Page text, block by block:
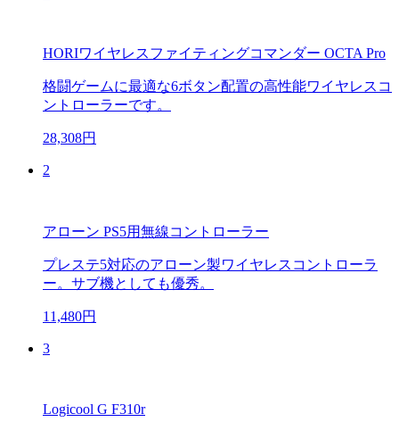
HORIワイヤレスファイティングコマンダー OCTA Pro
格闘ゲームに最適な6ボタン配置の高性能ワイヤレスコ
ントローラーです。
28,308円
2
アローン PS5用無線コントローラー
プレステ5対応のアローン製ワイヤレスコントローラ
ー。サブ機としても優秀。
11,480円
3
Logicool G F310r